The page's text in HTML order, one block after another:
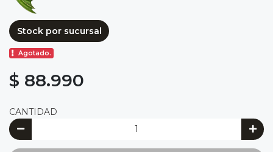
Stock por sucursal
Agotado.
$ 88.990
CANTIDAD